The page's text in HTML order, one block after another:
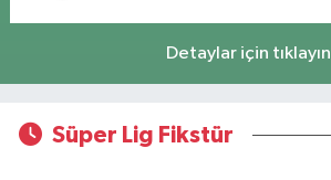
Detaylar için tıklayın
Süper Lig Fikstür